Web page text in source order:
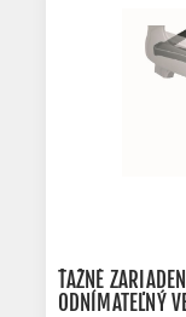
ŤAŽNÉ
ODNÍMATEĽNÝ